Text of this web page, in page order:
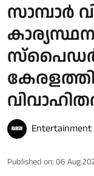
സാമ്പാർ
Entertainment
Published on: 06 Aug